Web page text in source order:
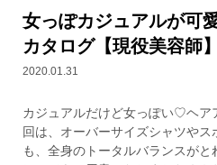
女っぽカジュアルが可
カタログ【現役美容師】
2020.01.31
カジュアルだけど女っぽい♡ヘア
回は、オーバーサイズシャツや
も、全身のトータルバランスが